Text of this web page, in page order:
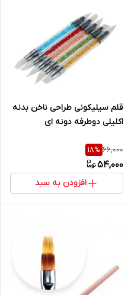
قلم سیلیکونی طراحی ناخن بدنه
اکلیلی دوطرفه دونه ای
66,000
18%
54,000
افزودن به سبد